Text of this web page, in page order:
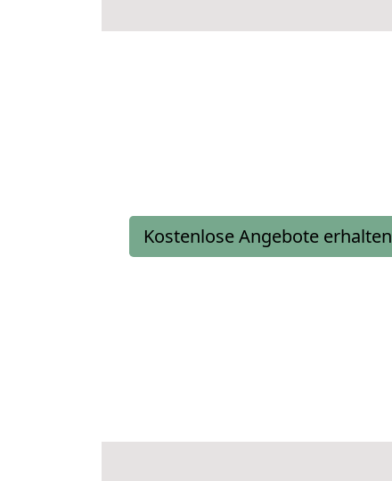
Kostenlose Angebote erhalten